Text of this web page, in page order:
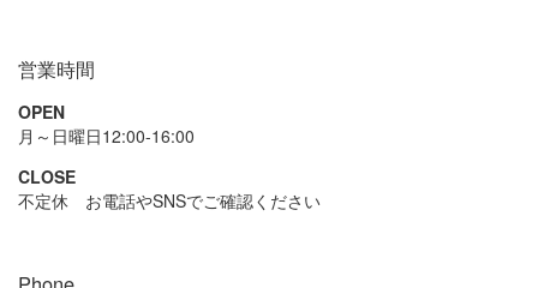
営業時間
OPEN
月～日曜日12:00-16:00
CLOSE
不定休 お電話やSNSでご確認ください